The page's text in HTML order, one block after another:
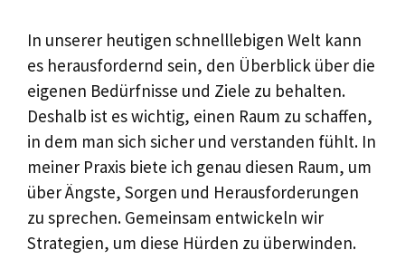
In unserer heutigen schnelllebigen Welt kann
es herausfordernd sein, den Überblick über die
eigenen Bedürfnisse und Ziele zu behalten.
Deshalb ist es wichtig, einen Raum zu schaffen,
in dem man sich sicher und verstanden fühlt. In
meiner Praxis biete ich genau diesen Raum, um
über Ängste, Sorgen und Herausforderungen
zu sprechen. Gemeinsam entwickeln wir
Strategien, um diese Hürden zu überwinden.